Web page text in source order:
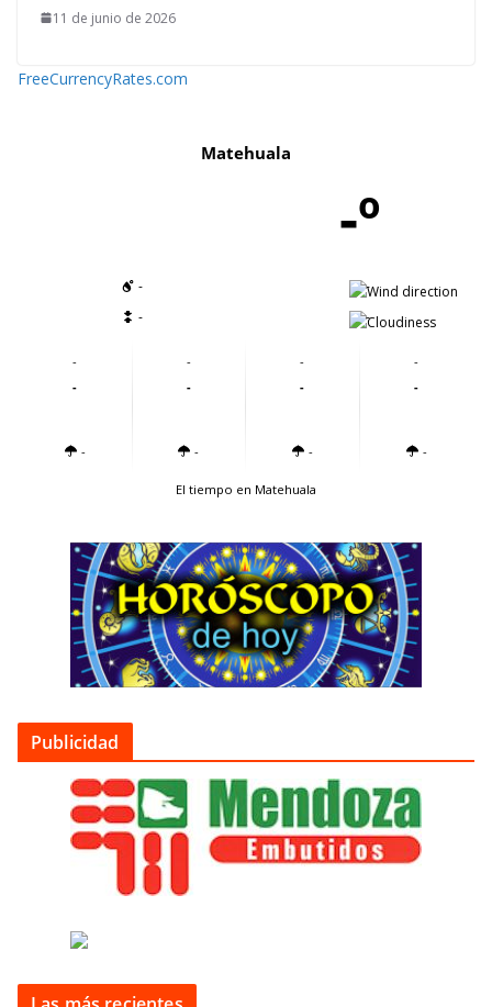
11 de junio de 2026
FreeCurrencyRates.com
Matehuala
-º
-
-
-
-
-
-
-
-
-
-
-
-
-
-
-
-
El tiempo en Matehuala
Publicidad